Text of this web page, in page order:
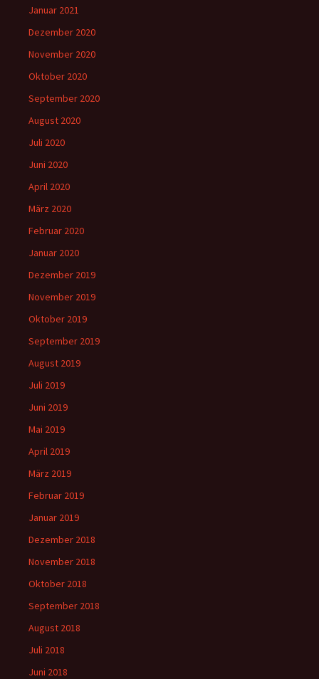
Januar 2021
Dezember 2020
November 2020
Oktober 2020
September 2020
August 2020
Juli 2020
Juni 2020
April 2020
März 2020
Februar 2020
Januar 2020
Dezember 2019
November 2019
Oktober 2019
September 2019
August 2019
Juli 2019
Juni 2019
Mai 2019
April 2019
März 2019
Februar 2019
Januar 2019
Dezember 2018
November 2018
Oktober 2018
September 2018
August 2018
Juli 2018
Juni 2018